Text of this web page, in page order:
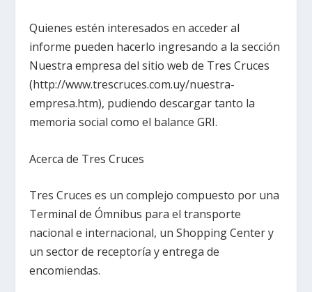
Quienes estén interesados en acceder al
informe pueden hacerlo ingresando a la sección
Nuestra empresa del sitio web de Tres Cruces
(http://www.trescruces.com.uy/nuestra-
empresa.htm), pudiendo descargar tanto la
memoria social como el balance GRI.
Acerca de Tres Cruces
Tres Cruces es un complejo compuesto por una
Terminal de Ómnibus para el transporte
nacional e internacional, un Shopping Center y
un sector de receptoría y entrega de
encomiendas.